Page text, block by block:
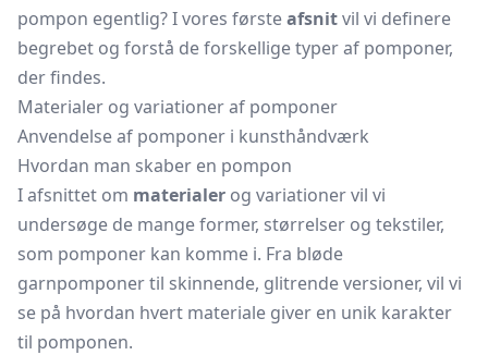
pompon egentlig? I vores førsteafsnitvil vi definere
begrebet og forstå de forskellige typer af pomponer,
der findes.
Materialer og variationer af pomponer
Anvendelse af pomponer i kunsthåndværk
Hvordan man skaber en pompon
I afsnittet om materialer og variationer vil vi
undersøge de mange former, størrelser og tekstiler,
som pomponer kan komme i. Fra bløde
garnpomponer til skinnende, glitrende versioner, vil vi
se på hvordan hvert materiale giver en unik karakter
til pomponen.